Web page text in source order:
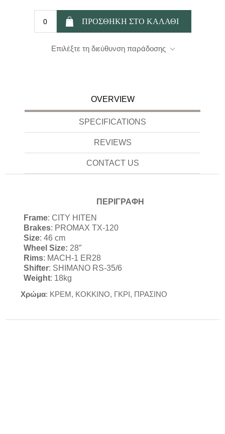
Επιλέξτε τη διεύθυνση παράδοσης
OVERVIEW
SPECIFICATIONS
REVIEWS
CONTACT US
ΠΕΡΙΓΡΑΦΗ
Frame: CITY HITEN
Brakes: PROMAX TX-120
Size: 46 cm
Wheel Size: 28″
Rims: MACH-1 ER28
Shifter: SHIMANO RS-35/6
Weight: 18kg
Χρώμα: ΚΡΕΜ, ΚΟΚΚΙΝΟ, ΓΚΡΙ, ΠΡΑΣΙΝΟ